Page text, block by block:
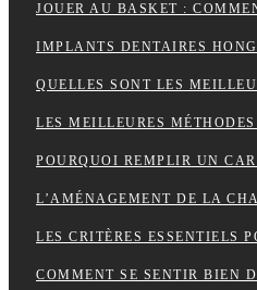
L’AMÉNAGEMENT DE LA
COMMENT SE SENTIR BIEN